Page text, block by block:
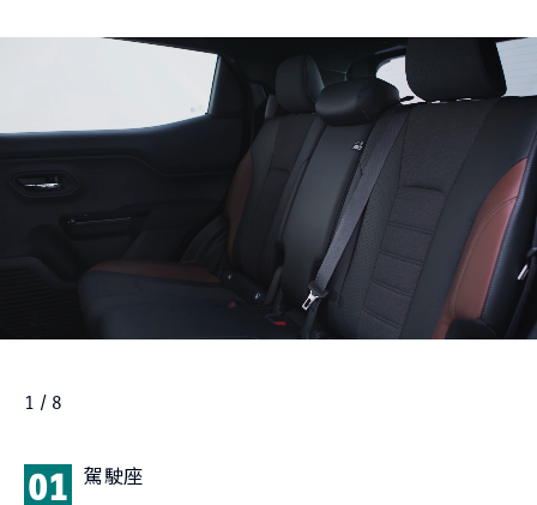
1 / 8
01 駕駛座